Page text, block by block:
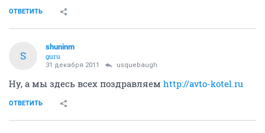
ОТВЕТИТЬ
S
shuninm
guru
31 декабря 2011 usquebaugh
Ну, а мы здесь всех поздравляем http://avto-kotel.ru
ОТВЕТИТЬ